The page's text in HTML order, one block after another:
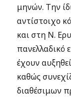
μηνών. Την
αντίστοιχο
και στη Ν.
πανελλαδικό
έχουν
καθώς
διαθέσιμων